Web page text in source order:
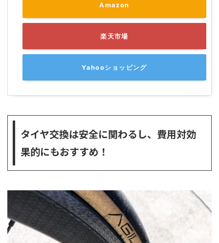
Amazon
楽天市場
Yahooショッピング
タイヤ交換は安全に関わるし、費用対効
果的にもおすすめ！